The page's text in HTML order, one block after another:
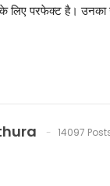
लिए परफेक्ट है। उनका
14097